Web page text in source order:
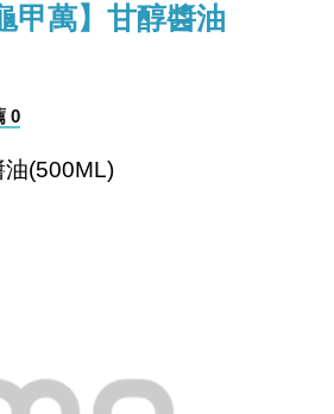
甲萬】甘醇醬油
0
油(500ML)